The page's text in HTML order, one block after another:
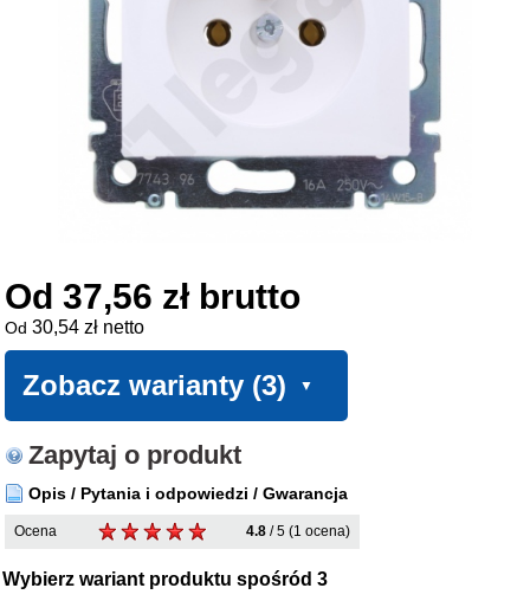
Od 37,56 zł brutto
Od30,54 zł netto
Zobacz warianty (3)
Zapytaj o produkt
Opis / Pytania i odpowiedzi / Gwarancja
Ocena 4.8 / 5 (1 ocena)
Wybierz wariant produktu spośród 3